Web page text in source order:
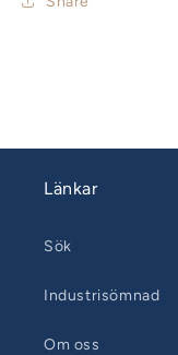
Länkar
Sök
Industrisömnad
Om oss